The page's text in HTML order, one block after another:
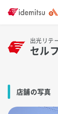
出光リテ
セル
店舗の写真